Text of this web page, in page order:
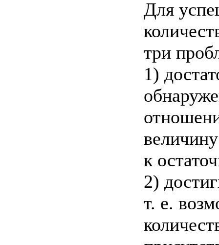
Для
три
1)
к
2)
т. е.